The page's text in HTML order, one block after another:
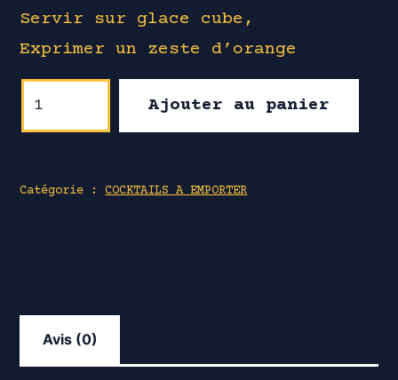
Servir sur glace cube,
Exprimer un zeste d’orange
"Classic
Ajouter au panier
Catégorie :COCKTAILS A EMPORTER
Avis (0)